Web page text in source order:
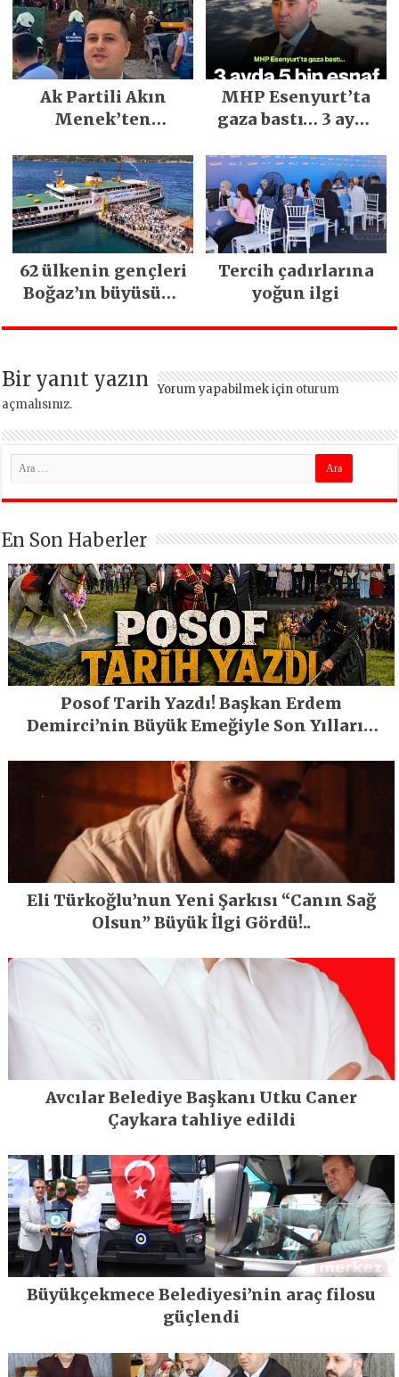
Yılların En Büyük
Festivali
Gerçekleşti
Ak Partili Akın
Menek’ten
heyelan sonrası
kritik uyarı
MHP Esenyurt’ta
gaza bastı… 3 ayda
edildi
62 ülkenin gençleri
Boğaz’ın büyüsüne
Tercih çadırlarına
yoğun ilgi
Bir yanıt yazın Yorum yapabilmek için oturum
açmalısınız.
En Son Haberler
Posof Tarih Yazdı! Başkan Erdem
Demirci’nin Büyük Emeğiyle Son Yılların
Eli Türkoğlu’nun Yeni Şarkısı “Canın Sağ
Olsun” Büyük İlgi Gördü!..
Avcılar Belediye Başkanı Utku Caner
Çaykara tahliye edildi
Büyükçekmece Belediyesi’nin araç filosu
güçlendi